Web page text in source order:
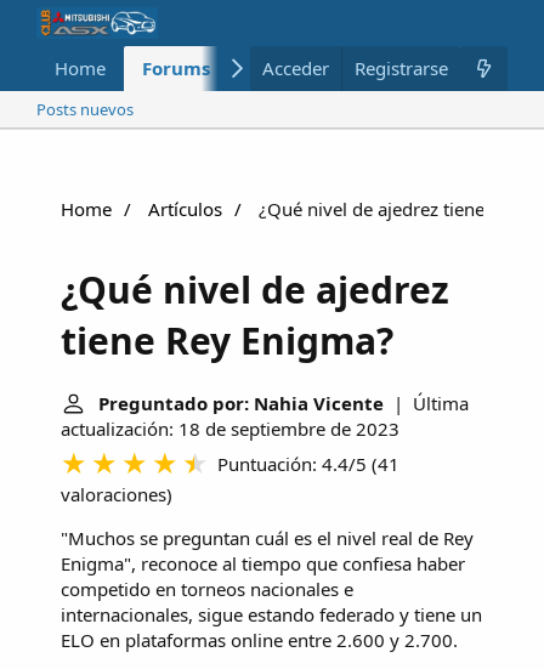
Home Forums Nuevo Miembros
Acceder Registrarse
Posts nuevos
Home Artículos ¿Qué nivel de ajedrez tiene Rey
¿Qué nivel de ajedrez
tiene Rey Enigma?
Preguntado por: Nahia Vicente | Última
actualización: 18 de septiembre de 2023
Puntuación: 4.4/5 (41
valoraciones)
"Muchos se preguntan cuál es el nivel real de Rey
Enigma", reconoce al tiempo que confiesa haber
competido en torneos nacionales e
internacionales, sigue estando federado y tiene un
ELO en plataformas online entre 2.600 y 2.700.